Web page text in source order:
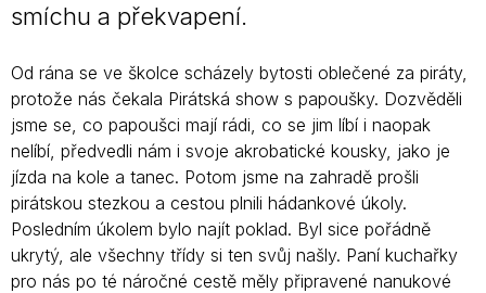
smíchu a překvapení.
Od rána se ve školce scházely bytosti oblečené za piráty,
protože nás čekala Pirátská show s papoušky. Dozvěděli
jsme se, co papoušci mají rádi, co se jim líbí i naopak
nelíbí, předvedli nám i svoje akrobatické kousky, jako je
jízda na kole a tanec. Potom jsme na zahradě prošli
pirátskou stezkou a cestou plnili hádankové úkoly.
Posledním úkolem bylo najít poklad. Byl sice pořádně
ukrytý, ale všechny třídy si ten svůj našly. Paní kuchařky
pro nás po té náročné cestě měly připravené nanukové